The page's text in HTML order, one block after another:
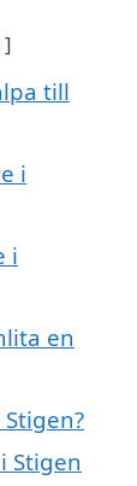
till
i
i
en
Stigen